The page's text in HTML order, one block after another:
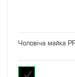
Чоловіча майка